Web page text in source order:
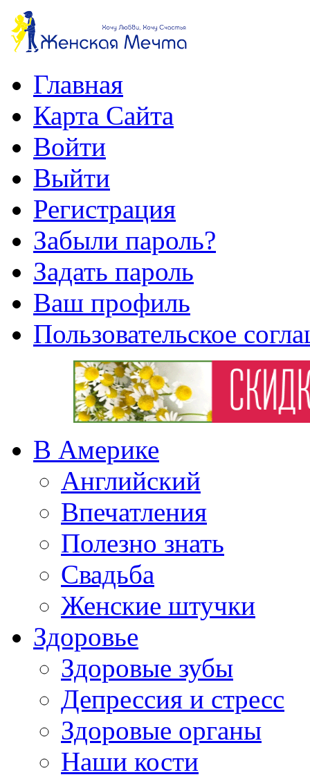
Главная
Карта Сайта
Войти
Выйти
Регистрация
Забыли пароль?
Задать пароль
Ваш профиль
Пользовательское
В Америке
Английский
Впечатления
Полезно знать
Свадьба
Женские штучки
Здоровье
Здоровые зубы
Депрессия и стресс
Здоровые органы
Наши кости